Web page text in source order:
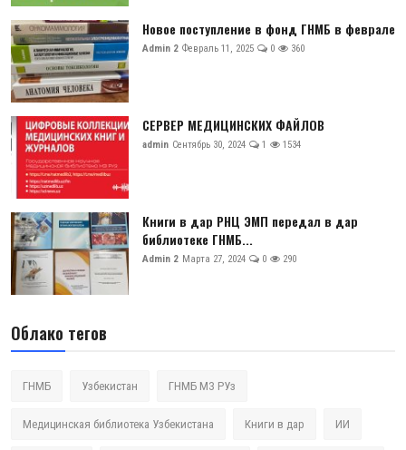
Новое поступление в фонд ГНМБ в феврале
Admin 2 Февраль 11, 2025 0 360
СЕРВЕР МЕДИЦИНСКИХ ФАЙЛОВ
admin Сентябрь 30, 2024 1 1534
Книги в дар РНЦ ЭМП передал в дар
библиотеке ГНМБ...
Admin 2 Марта 27, 2024 0 290
Облако тегов
ГНМБ Узбекистан ГНМБ МЗ РУз
Медицинская библиотека Узбекистана Книги в дар ИИ